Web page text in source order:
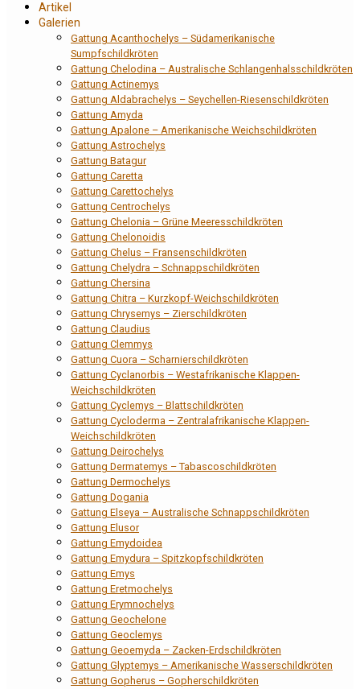
Artikel
Galerien
Gattung Acanthochelys – Südamerikanische
Sumpfschildkröten
Gattung Chelodina – Australische Schlangenhalsschildkröten
Gattung Actinemys
Gattung Aldabrachelys – Seychellen-Riesenschildkröten
Gattung Amyda
Gattung Apalone – Amerikanische Weichschildkröten
Gattung Astrochelys
Gattung Batagur
Gattung Caretta
Gattung Carettochelys
Gattung Centrochelys
Gattung Chelonia – Grüne Meeresschildkröten
Gattung Chelonoidis
Gattung Chelus – Fransenschildkröten
Gattung Chelydra – Schnappschildkröten
Gattung Chersina
Gattung Chitra – Kurzkopf-Weichschildkröten
Gattung Chrysemys – Zierschildkröten
Gattung Claudius
Gattung Clemmys
Gattung Cuora – Scharnierschildkröten
Gattung Cyclanorbis – Westafrikanische Klappen-
Weichschildkröten
Gattung Cyclemys – Blattschildkröten
Gattung Cycloderma – Zentralafrikanische Klappen-
Weichschildkröten
Gattung Deirochelys
Gattung Dermatemys – Tabascoschildkröten
Gattung Dermochelys
Gattung Dogania
Gattung Elseya – Australische Schnappschildkröten
Gattung Elusor
Gattung Emydoidea
Gattung Emydura – Spitzkopfschildkröten
Gattung Emys
Gattung Eretmochelys
Gattung Erymnochelys
Gattung Geochelone
Gattung Geoclemys
Gattung Geoemyda – Zacken-Erdschildkröten
Gattung Glyptemys – Amerikanische Wasserschildkröten
Gattung Gopherus – Gopherschildkröten